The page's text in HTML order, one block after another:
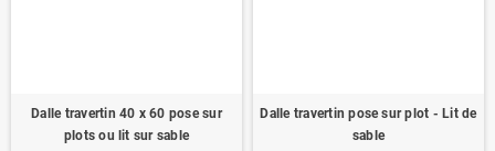
Dalle travertin 40 x 60 pose sur
plots ou lit sur sable
Dalle travertin pose sur plot - Lit de
sable